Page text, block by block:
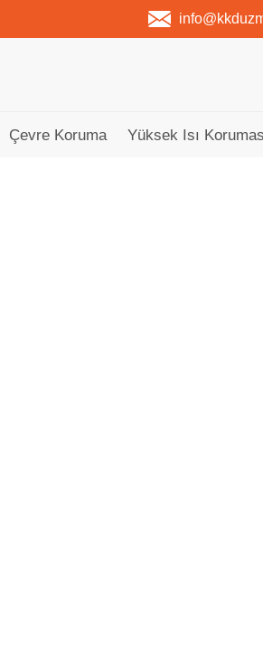
Çevre Koruma Yüksek Isı